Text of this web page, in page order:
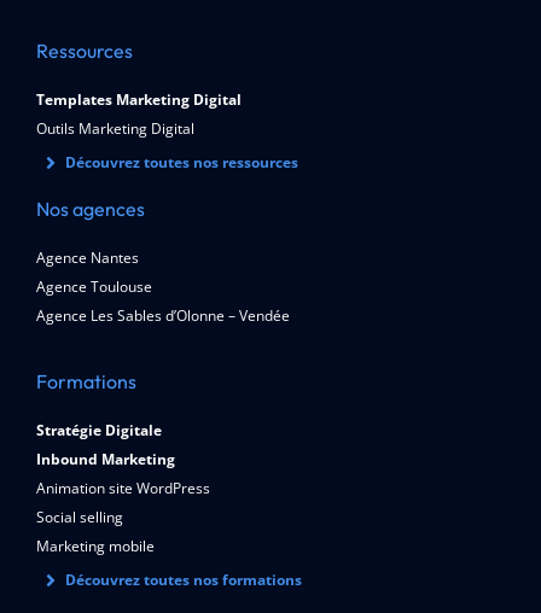
Ressources
Templates Marketing Digital
Outils Marketing Digital
Découvrez toutes nos ressources
Nos agences
Agence Nantes
Agence Toulouse
Agence Les Sables d’Olonne – Vendée
Formations
Stratégie Digitale
Inbound Marketing
Animation site WordPress
Social selling
Marketing mobile
Découvrez toutes nos formations